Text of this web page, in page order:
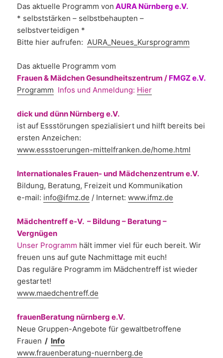
Das aktuelle Programm von AURA Nürnberg e.V.
* selbststärken – selbstbehaupten –
selbstverteidigen *
Bitte hier aufrufen: AURA_Neues_Kursprogramm
Das aktuelle Programm vom
Frauen & Mädchen Gesundheitszentrum / FMGZ e.V.
Programm Infos und Anmeldung: Hier
dick und dünn Nürnberg e.V.
ist auf Essstörungen spezialisiert und hilft bereits bei
ersten Anzeichen:
www.essstoerungen-mittelfranken.de/home.html
Internationales Frauen- und Mädchenzentrum e.V.
Bildung, Beratung, Freizeit und Kommunikation
e-mail: info@ifmz.de / Internet:www.ifmz.de
Mädchentreff e-V. – Bildung – Beratung –
Vergnügen
Unser Programm hält immer viel für euch bereit. Wir
freuen uns auf gute Nachmittage mit euch!
Das reguläre Programm im Mädchentreff ist wieder
gestartet!
www.maedchentreff.de
frauenBeratung nürnberg e.V.
Neue Gruppen-Angebote fürgewaltbetroffene
Frauen / Info
www.frauenberatung-nuernberg.de